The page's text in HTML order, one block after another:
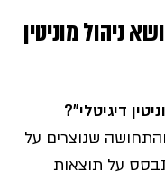
ניהול מוניטין
דיגיטלי"?
והתחושה שנוצרים על
על תוצאות